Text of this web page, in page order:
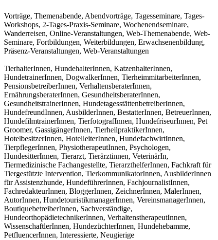
Vorträge, Themenabende, Abendvorträge, Tagesseminare, Tages-
Workshops, 2-Tages-Praxis-Seminare, Wochenendseminare,
Wanderreisen, Online-Veranstaltungen, Web-Themenabende, Web-
Seminare, Fortbildungen, Weiterbildungen, Erwachsenenbildung,
Präsenz-Veranstaltungen, Web-Veranstaltungen
TierhalterInnen, HundehalterInnen, KatzenhalterInnen,
HundetrainerInnen, DogwalkerInnen, TierheimmitarbeiterInnen,
PensionsbetreiberInnen, VerhaltensberaterInnen,
ErnährungsberaterInnen, GesundheitsberaterInnen,
GesundheitstrainerInnen, HundetagesstättenbetreiberInnen,
HundefreundInnen, AusbilderInnen, BestatterInnen, BetreuerInnen,
HundefilmtrainerInnen, TierfotografInnen, HundefriseurInnen, Pet
Groomer, GassigängerInnen, TierheilpraktikerInnen,
HotelbesitzerInnen, HotelleiterInnen, HundefachwirtInnen,
TierpflegerInnen, PhysiotherapeutInnen, Psychologen,
HundesitterInnen, Tierarzt, Tierärztinnen, VeterinärIn,
Tiermedizinische Fachangestellte, TierarzthelferInnen, Fachkraft für
Tiergestützte Intervention, TierkommunikatorInnen, AusbilderInnen
für Assistenzhunde, HundeführerInnen, FachjournalistInnen,
FachredakteurInnen, BloggerInnen, ZeichnerInnen, MalerInnen,
AutorInnen, HundetouristikmanagerInnen, VereinsmanagerInnen,
BoutiquebetreiberInnen, Sachverständige,
HundeorthopädietechnikerInnen, VerhaltenstherapeutInnen,
WissenschaftlerInnen, HundezüchterInnen, Hundehebamme,
PetfluencerInnen, Interessierte, Neugierige